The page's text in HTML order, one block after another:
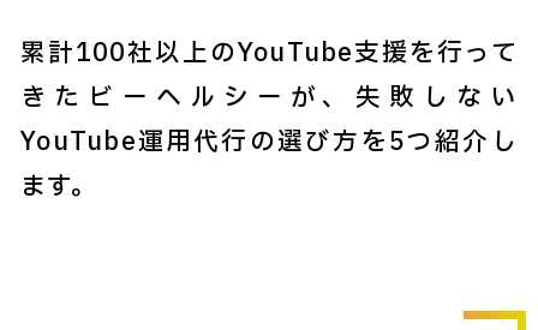
累計100社以上のYouTube支援を行って
きたビーヘルシーが、失敗しない
YouTube運用代行の選び方を5つ紹介し
ます。